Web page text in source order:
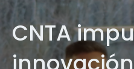
CNTA